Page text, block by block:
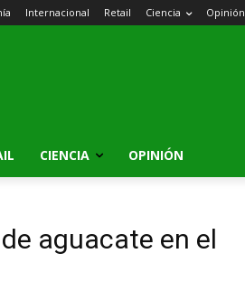
Internacional Retail Ciencia Opinión
CIENCIA OPINIÓN
aguacate en el